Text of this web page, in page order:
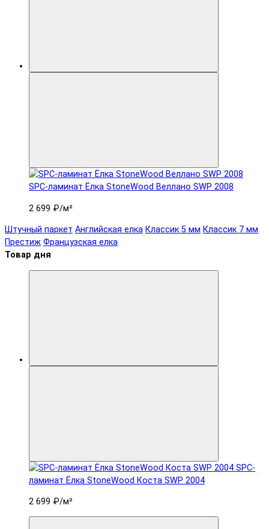
SPC-ламинат Ëлка StoneWood Веллано SWP 2008
2 699 ₽/м²
Штучный паркет Английская елка Классик 5 мм Классик 7 мм
Престиж Французская елка
Товар дня
SPC-
ламинат Ëлка StoneWood Коста SWP 2004
2 699 ₽/м²